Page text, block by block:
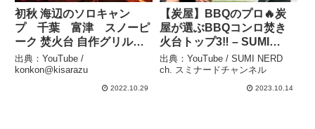
初秋 海辺のソロキャン
プ 千葉 富津 スノーピ
ーク 焚火台 自作グリルブ
リッジ おでん 海鮮バー
ベキュー キャンピングカ
ー シャワー 車中泊 –
出典：YouTube /
konkon@kisarazu
2022.10.29
【炭屋】BBQのプロ🔥炭
屋が選ぶBBQコンロ焚き
火台トップ3‼️ – SUMI
NERD ch. スミナードチャ
ンネル
出典：YouTube / SUMI NERD
ch. スミナードチャンネル
2023.10.14